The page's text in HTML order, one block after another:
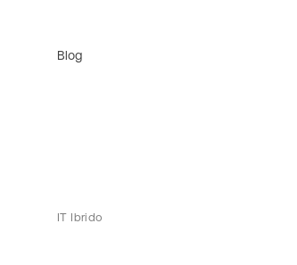
Blog
IT Ibrido